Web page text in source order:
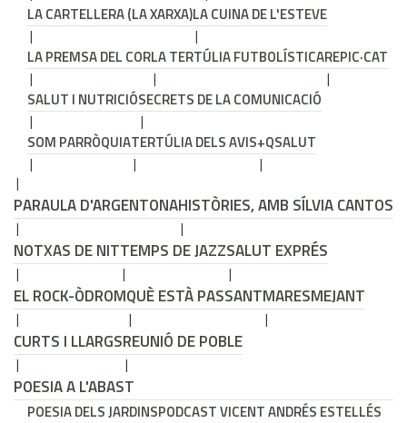
LA CARTELLERA (LA XARXA)LA CUINA DE L'ESTEVE
LA PREMSA DEL CORLA TERTÚLIA FUTBOLÍSTICAREPIC·CAT
SALUT I NUTRICIÓSECRETS DE LA COMUNICACIÓ
SOM PARRÒQUIATERTÚLIA DELS AVIS+QSALUT
PARAULA D'ARGENTONAHISTÒRIES, AMB SÍLVIA CANTOS
NOTXAS DE NITTEMPS DE JAZZSALUT EXPRÉS
EL ROCK-ÒDROMQUÈ ESTÀ PASSANTMARESMEJANT
CURTS I LLARGSREUNIÓ DE POBLE
POESIA A L'ABAST
POESIA DELS JARDINSPODCAST VICENT ANDRÉS ESTELLÉS